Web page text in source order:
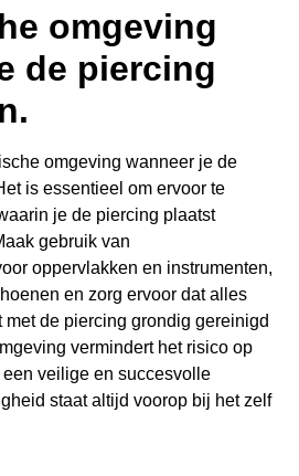
omgeving
de piercing
omgeving wanneer je de
is essentieel om ervoor te
je de piercing plaatst
gebruik van
oppervlakken en instrumenten,
en zorg ervoor dat alles
de piercing grondig gereinigd
vermindert het risico op
veilige en succesvolle
staat altijd voorop bij het zelf